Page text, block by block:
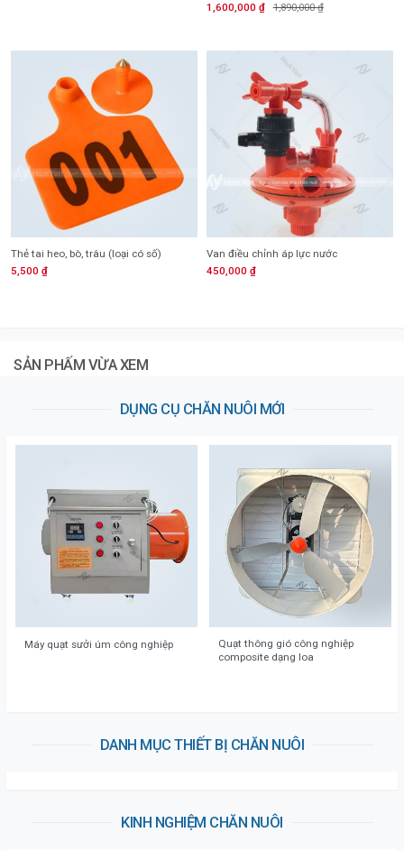
1,600,000 ₫ 1,890,000₫
Thẻ tai heo, bò, trâu (loại có số)
5,500 ₫
Van điều chỉnh áp lực nước
450,000 ₫
SẢN PHẤM VỪA XEM
DỤNG CỤ CHĂN NUÔI MỚI
Máy quạt sưởi úm công nghiệp
Quạt thông gió công nghiệp
composite dạng loa
DANH MỤC THIẾT BỊ CHĂN NUÔI
KINH NGHIỆM CHĂN NUÔI